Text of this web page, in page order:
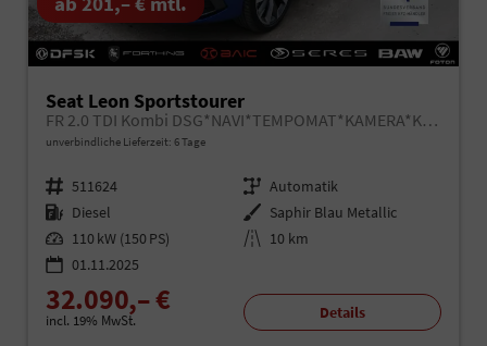
Seat Leon Sportstourer
FR 2.0 TDI Kombi DSG*NAVI*TEMPOMAT*KAMERA*KEYLESS-GO*VIRTUAL COCKPIT*
unverbindliche Lieferzeit: 6 Tage
Fahrzeugnr. 511624 Getriebe Automatik
Kraftstoff Diesel Außenfarbe Saphir Blau Metallic
Leistung 110 kW (150 PS) Kilometerstand 10 km
01.11.2025
32.090,– €
incl. 19% MwSt. Details